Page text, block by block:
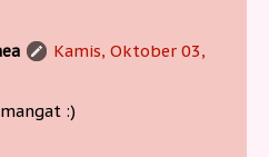
Kamis, Oktober 03,
:)